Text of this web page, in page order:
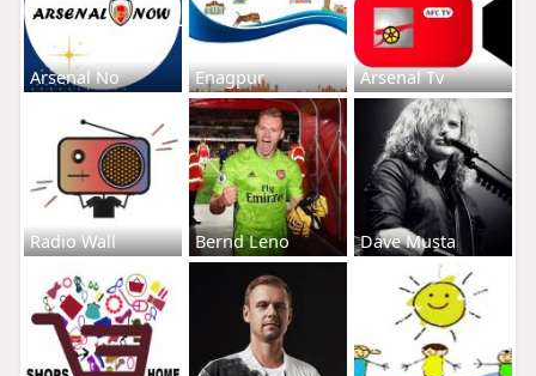
Arsenal No Enagpur Arsenal Tv
Radio Wall Bernd Leno Dave Musta